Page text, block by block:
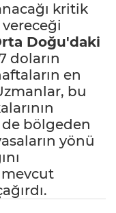
kritik
Doğu'daki
doların
en
bu
de bölgeden
yönü
mevcut